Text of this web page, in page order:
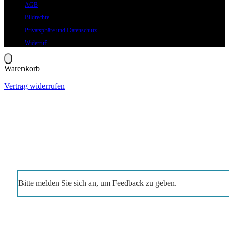
AGB
Bildrechte
Privatsphäre und Datenschutz
Widerruf
Warenkorb
Vertrag widerrufen
Bitte melden Sie sich an, um Feedback zu geben.